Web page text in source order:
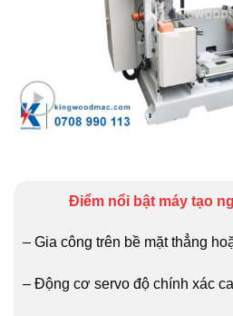
Điểm nổi bật máy tạo
– Gia công trên bề mặt thẳng
– Động cơ servo độ chính xác